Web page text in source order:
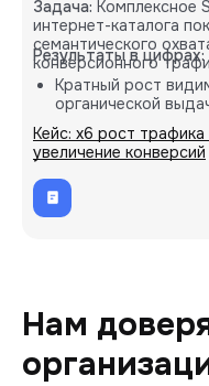
Задача: Комплексное
интернет-каталога
семантического
конверсионного
Результаты в цифрах:
Кратный рост
органической
Пропорциональное
целевых B2B-
Внедрение
глубокой аналитики
Кейс: х6 рост
увеличение конверсий
Нам